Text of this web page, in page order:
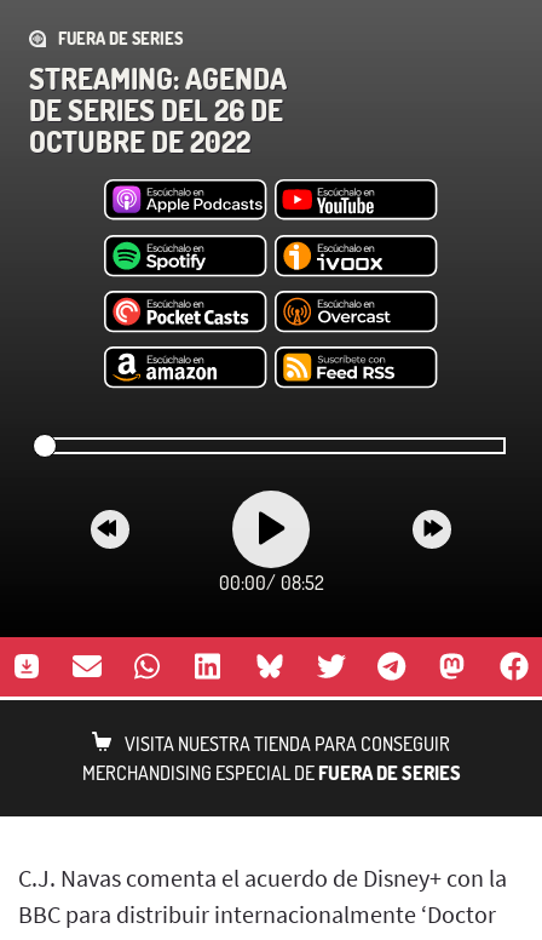
FUERA DE SERIES
STREAMING: AGENDA
DE SERIES DEL 26 DE
OCTUBRE DE 2022
00:00/ 08:52
VISITA NUESTRA TIENDA PARA CONSEGUIR
MERCHANDISING ESPECIAL DEFUERA DE SERIES
C.J. Navas comenta el acuerdo de Disney+ con la
BBC para distribuir internacionalmente ‘Doctor